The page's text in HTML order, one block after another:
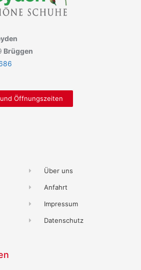
Brüggen
Öffnungszeiten
Über uns
Anfahrt
Impressum
Datenschutz